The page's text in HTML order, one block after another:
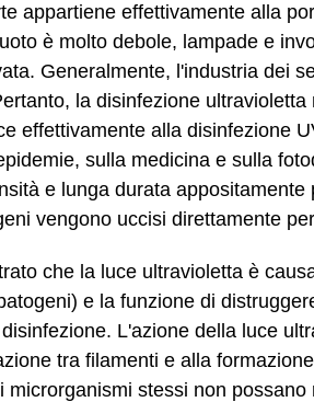
appartiene effettivamente alla
è molto debole, lampade e
Generalmente, l'industria dei
la disinfezione
effettivamente alla disinfezione
sulla medicina e sulla
e lunga durata
vengono uccisi direttamente
che la luce ultravioletta è
e la funzione di
L'azione della luce
tra filamenti e alla
microrganismi stessi non